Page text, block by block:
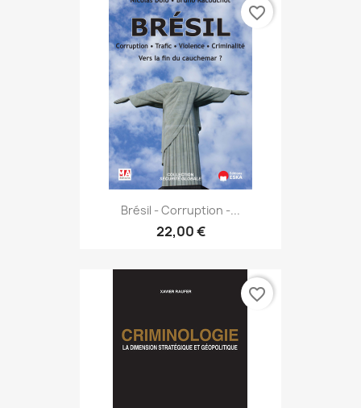
Brésil - Corruption -...
22,00 €
favorite_border
favorite_border